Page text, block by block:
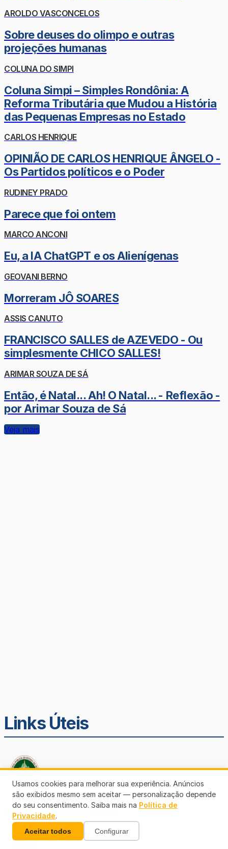
AROLDO VASCONCELOS
Sobre deuses do olimpo e outras
projeções humanas
COLUNA DO SIMPI
Coluna Simpi – Simples Rondônia: A
Reforma Tributária que Mudou a História
das Pequenas Empresas no Estado
CARLOS HENRIQUE
OPINIÃO DE CARLOS HENRIQUE ÂNGELO -
Os Partidos políticos e o Poder
RUDINEY PRADO
Parece que foi ontem
MARCO ANCONI
Eu, a IA ChatGPT e os Alienígenas
GEOVANI BERNO
Morreram JÔ SOARES
ASSIS CANUTO
FRANCISCO SALLES de AZEVEDO - Ou
simplesmente CHICO SALLES!
ARIMAR SOUZA DE SÁ
Então, é Natal... Ah! O Natal... - Reflexão -
por Arimar Souza de Sá
Veja mais
Links Úteis
Defensoria Pública de Rondônia
Usamos cookies para melhorar sua experiência. Anúncios
são exibidos mesmo sem aceitar — personalização depende
do seu consentimento. Saiba mais na Política de
Privacidade.
Aceitar todos Configurar